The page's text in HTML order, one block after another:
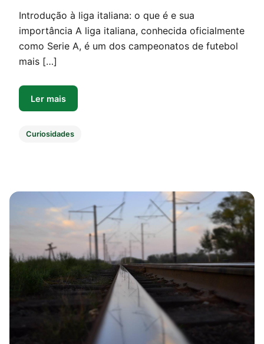
Introdução à liga italiana: o que é e sua
importância A liga italiana, conhecida oficialmente
como Serie A, é um dos campeonatos de futebol
mais […]
Ler mais
Curiosidades